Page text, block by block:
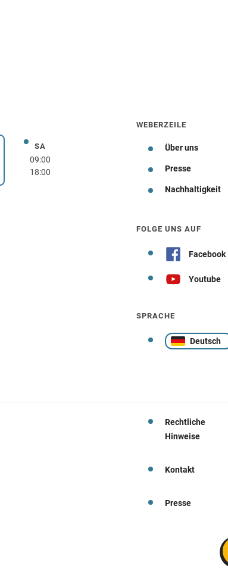
SASamstag
09:00
18:00
WEBERZEILE
Über uns
Presse
Nachhaltigkeit
FOLGE UNS AUF
Facebook
Youtube
SPRACHE
Deutsch
Rechtliche
Hinweise
Kontakt
Presse